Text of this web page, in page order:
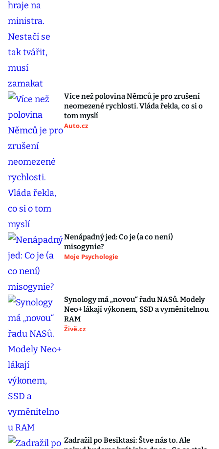
Více než polovina Němců je pro zrušení
neomezené rychlosti. Vláda řekla, co si o
tom myslí
Auto.cz
Nenápadný jed: Co je (a co není)
misogynie?
Moje Psychologie
Synology má „novou“ řadu NASů. Modely
Neo+ lákají výkonem, SSD a vyměnitelnou
RAM
Živě.cz
Zadražil po Besiktasi: Štve nás to. Ale